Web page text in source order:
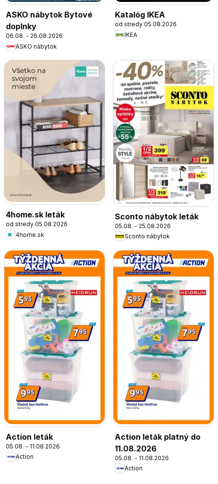
ASKO nábytok Bytové
doplnky
06.08. - 26.08.2026
ASKO nábytok
Katalóg IKEA
od stredy 05.08.2026
IKEA
4home.sk leták
od stredy 05.08.2026
4home.sk
Sconto nábytok leták
05.08. - 25.08.2026
Sconto nábytok
Action leták
05.08. - 11.08.2026
Action
Action leták platný do
11.08.2026
05.08. - 11.08.2026
Action